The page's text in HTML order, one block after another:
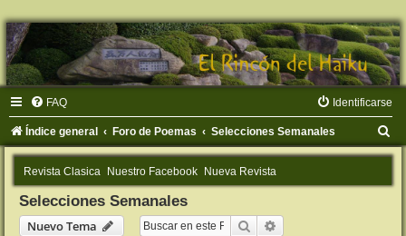
FAQ Identificarse
Índice general Foro de Poemas Selecciones Semanales
u
Revista Clasica Nuestro Facebook Nueva Revista
Selecciones Semanales
Nuevo Tema
Buscar